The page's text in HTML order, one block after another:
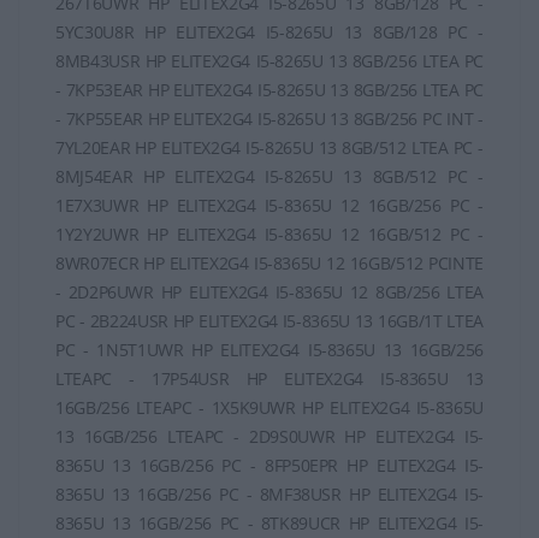
5YC30U8R HP ELITEX2G4 I5-8265U 13 8GB/128 PC -
8MB43USR HP ELITEX2G4 I5-8265U 13 8GB/256 LTEA PC
- 7KP53EAR HP ELITEX2G4 I5-8265U 13 8GB/256 LTEA PC
- 7KP55EAR HP ELITEX2G4 I5-8265U 13 8GB/256 PC INT -
7YL20EAR HP ELITEX2G4 I5-8265U 13 8GB/512 LTEA PC -
8MJ54EAR HP ELITEX2G4 I5-8265U 13 8GB/512 PC -
1E7X3UWR HP ELITEX2G4 I5-8365U 12 16GB/256 PC -
1Y2Y2UWR HP ELITEX2G4 I5-8365U 12 16GB/512 PC -
8WR07ECR HP ELITEX2G4 I5-8365U 12 16GB/512 PCINTE
- 2D2P6UWR HP ELITEX2G4 I5-8365U 12 8GB/256 LTEA
PC - 2B224USR HP ELITEX2G4 I5-8365U 13 16GB/1T LTEA
PC - 1N5T1UWR HP ELITEX2G4 I5-8365U 13 16GB/256
LTEAPC - 17P54USR HP ELITEX2G4 I5-8365U 13
16GB/256 LTEAPC - 1X5K9UWR HP ELITEX2G4 I5-8365U
13 16GB/256 LTEAPC - 2D9S0UWR HP ELITEX2G4 I5-
8365U 13 16GB/256 PC - 8FP50EPR HP ELITEX2G4 I5-
8365U 13 16GB/256 PC - 8MF38USR HP ELITEX2G4 I5-
8365U 13 16GB/256 PC - 8TK89UCR HP ELITEX2G4 I5-